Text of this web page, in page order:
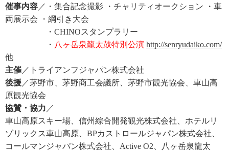
催事内容 ／・集合記念撮影 ・チャリティオークション ・車
両展示会 ・綱引き大会
・CHINOスタンプラリー
・ 八ヶ岳泉龍太鼓特別公演 http://senryudaiko.com/
他
主催 ／トライアンフジャパン株式会社
後援 ／茅野市、茅野商工会議所、茅野市観光協会、車山高
原観光協会
協賛・協力 ／
車山高原スキー場、信州綜合開発観光株式会社、ホテルリ
ゾリックス車山高原、BPカストロールジャパン株式会社、
コールマンジャパン株式会社、Active O2、八ヶ岳泉龍太